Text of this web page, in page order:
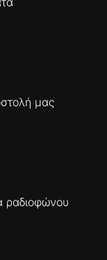
μας
ραδιοφώνου